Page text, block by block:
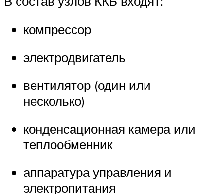
компрессор
электродвигатель
вентилятор (один или
несколько)
конденсационная камера или
теплообменник
аппаратура управления и
электропитания